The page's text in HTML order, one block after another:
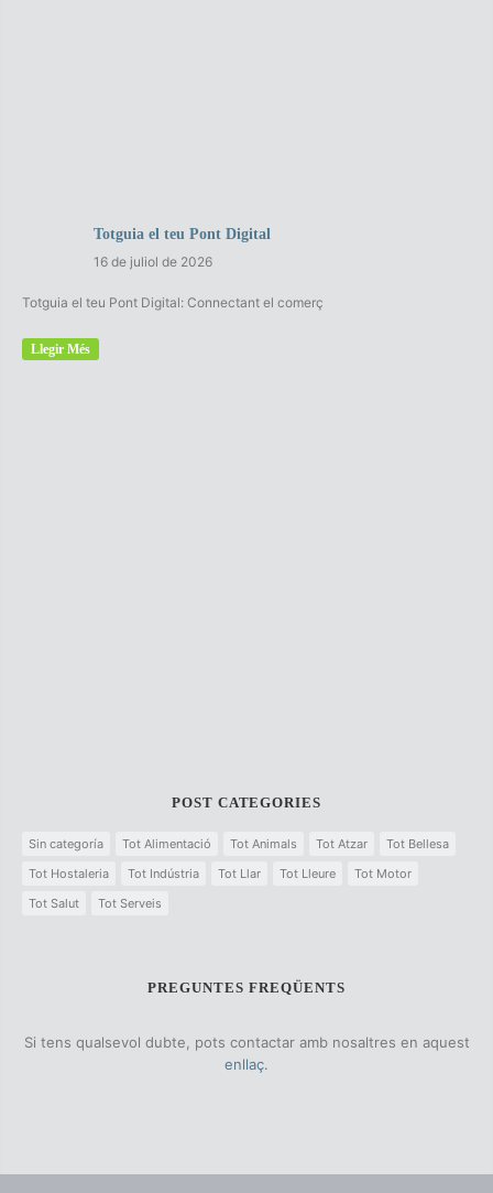
Totguia el teu Pont Digital
16 de juliol de 2026
Totguia el teu Pont Digital: Connectant el comerç
Llegir Més
POST CATEGORIES
Sin categoría Tot Alimentació Tot Animals Tot Atzar
Tot Bellesa
Tot Hostaleria
Tot Indústria Tot Llar Tot Lleure
Tot Motor
Tot Salut
Tot Serveis
PREGUNTES FREQÜENTS
Si tens qualsevol dubte, pots contactar amb nosaltres en aquest
enllaç.